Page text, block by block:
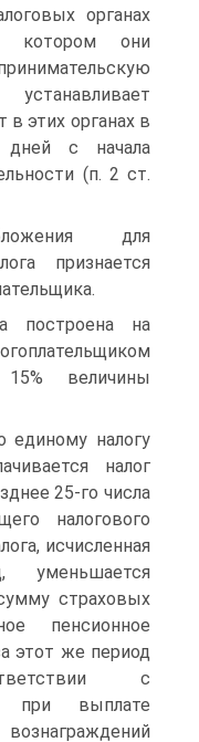
органах
котором они
в этих органах в
с начала
(п. 2 ст.
для
признается
построена на
величины
единому налогу
налог
25-го числа
налогового
исчисленная
уменьшается
страховых
пенсионное
этот же период
с
при выплате